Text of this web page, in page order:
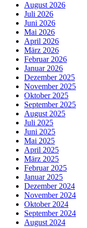
August 2026
Juli 2026
Juni 2026
Mai 2026
April 2026
März 2026
Februar 2026
Januar 2026
Dezember 2025
November 2025
Oktober 2025
September 2025
August 2025
Juli 2025
Juni 2025
Mai 2025
April 2025
März 2025
Februar 2025
Januar 2025
Dezember 2024
November 2024
Oktober 2024
September 2024
August 2024